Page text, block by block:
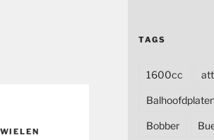
WIELEN
TAGS
1600cc
Bobber